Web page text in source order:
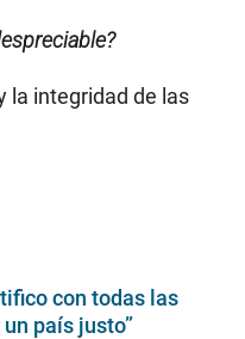
la integridad de las
con todas las
país justo”